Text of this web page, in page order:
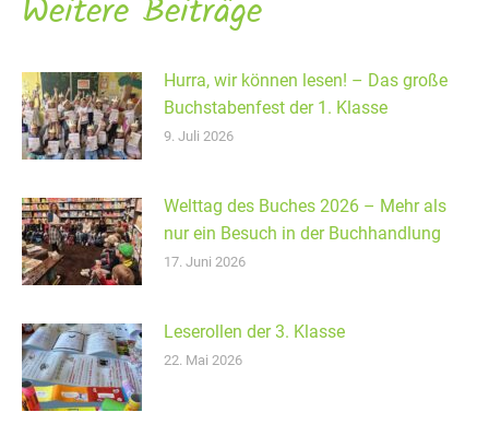
Weitere Beiträge
Hurra, wir können lesen! – Das große
Buchstabenfest der 1. Klasse
9. Juli 2026
Welttag des Buches 2026 – Mehr als
nur ein Besuch in der Buchhandlung
17. Juni 2026
Leserollen der 3. Klasse
22. Mai 2026